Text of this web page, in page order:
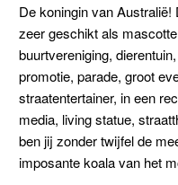
De koningin van
zeer geschikt als
buurtvereniging,
promotie, parade, groot
straatentertainer, in een
media, living statue,
ben jij zonder twijfel de
imposante koala van het